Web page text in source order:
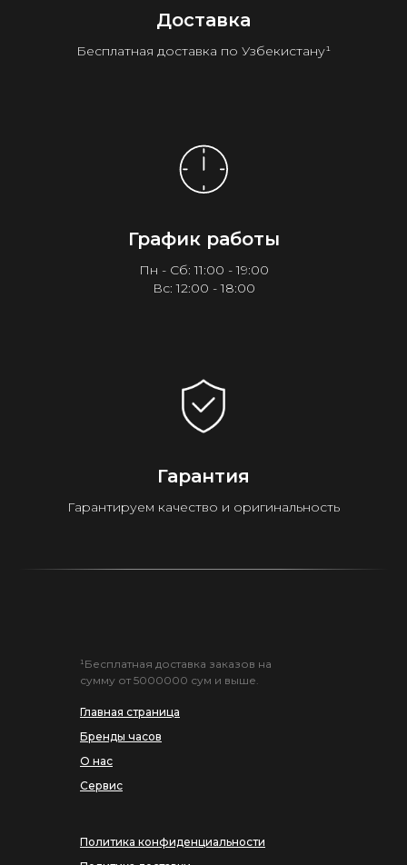
Доставка
Бесплатная доставка по Узбекистану¹
График работы
Пн - Сб: 11:00 - 19:00
Вс: 12:00 - 18:00
Гарантия
Гарантируем качество и оригинальность
Главная страница
Бренды часов
О нас
Сервис
¹Бесплатная доставка заказов на
сумму от 5000000 сум и выше.
Политика конфиденциальности